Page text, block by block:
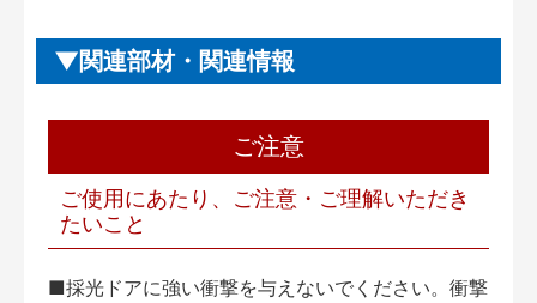
関連部材・関連情報
ご注意
ご使用にあたり、ご注意・ご理解いただき
たいこと
■採光ドアに強い衝撃を与えないでください。衝撃